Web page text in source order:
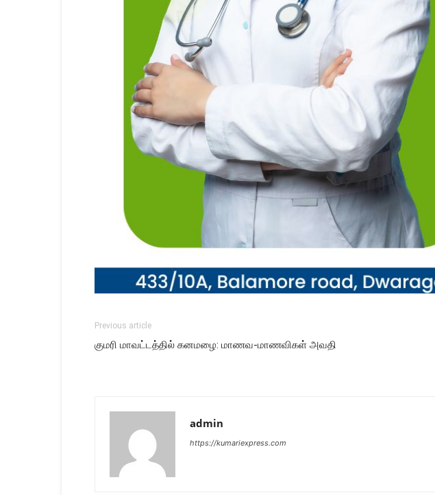
Previous article
குமரி மாவட்டத்தில் கனமழை: மாணவ-மாணவிகள் அவதி
admin
https://kumariexpress.com